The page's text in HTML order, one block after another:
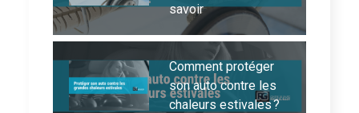
savoir
Comment protéger
son auto contre les
chaleurs estivales ?